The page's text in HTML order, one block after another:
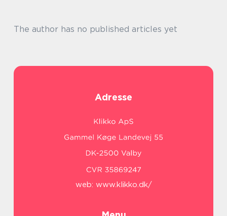
The author has no published articles yet
Adresse
web: www.klikko.dk/